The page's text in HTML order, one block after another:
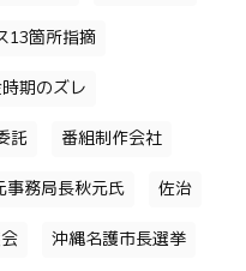
13箇所指摘
期のズレ
託 番組制作会社
事務局長秋元氏 佐治
沖縄名護市長選挙